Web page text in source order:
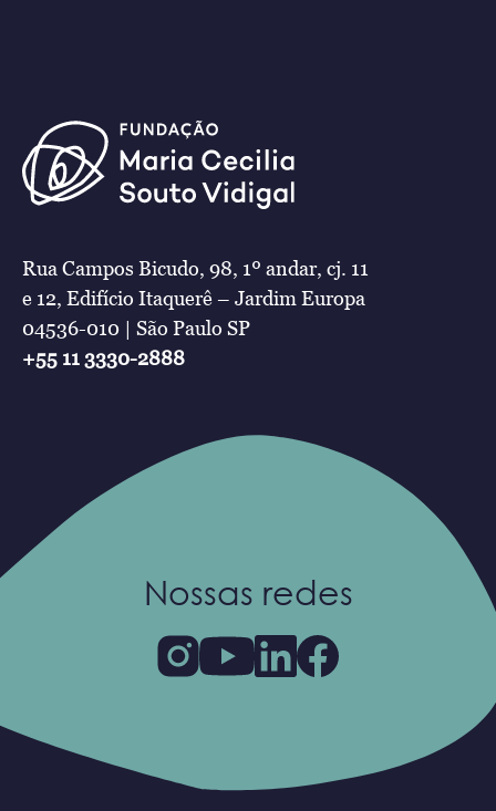
Rua Campos Bicudo, 98, 1º andar, cj. 11
e 12, Edifício Itaquerê – Jardim Europa
04536-010 | São Paulo SP
+55 11 3330-2888
Nossas redes